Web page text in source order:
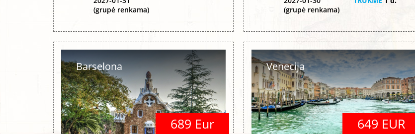
(grupė renkama)
(grupė renkama)
Barselona
689 Eur
Venecija
649 EUR